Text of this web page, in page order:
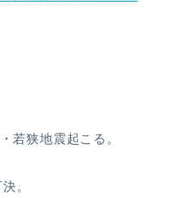
若狭地震起こる。
。